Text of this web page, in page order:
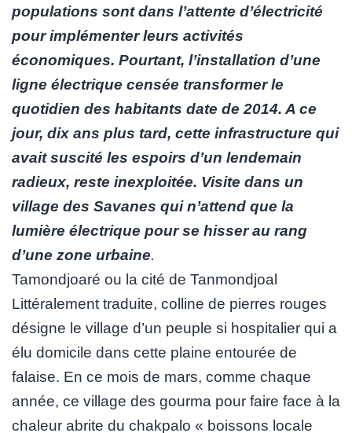
populations sont dans l’attente d’électricité
pour implémenter leurs activités
économiques. Pourtant, l’installation d’une
ligne électrique censée transformer le
quotidien des habitants date de 2014. A ce
jour, dix ans plus tard, cette infrastructure qui
avait suscité les espoirs d’un lendemain
radieux, reste inexploitée. Visite dans un
village des Savanes qui n’attend que la
lumière électrique pour se hisser au rang
d’une zone urbaine.
Tamondjoaré ou la cité de Tanmondjoal
Littéralement traduite, colline de pierres rouges
désigne le village d’un peuple si hospitalier qui a
élu domicile dans cette plaine entourée de
falaise. En ce mois de mars, comme chaque
année, ce village des gourma pour faire face à la
chaleur abrite du chakpalo « boissons locale